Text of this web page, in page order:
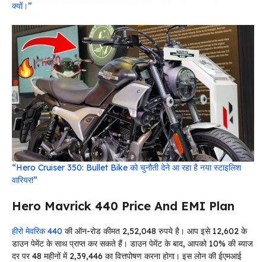
क्यों।”
“Hero Cruiser 350: Bullet Bike को चुनौती देने आ रहा है नया स्टाइलिश
वारियर!”
Hero Mavrick 440 Price And EMI Plan
हीरो मेवरिक 440 की ऑन-रोड कीमत 2,52,048 रुपये है। आप इसे ₹12,602 के
डाउन पेमेंट के साथ प्राप्त कर सकते हैं। डाउन पेमेंट के बाद, आपको 10% की ब्याज
दर पर 48 महीनों में ₹2,39,446 का वित्तपोषण करना होगा। इस लोन की ईएमआई